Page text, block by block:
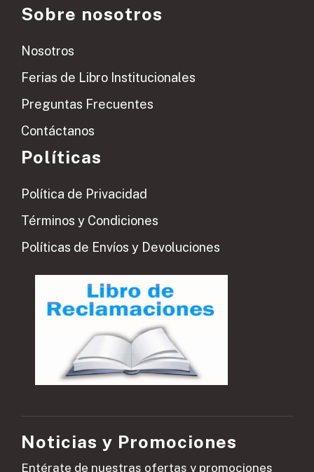
Sobre nosotros
Nosotros
Ferias de Libro Institucionales
Preguntas Frecuentes
Contáctanos
Políticas
Política de Privacidad
Términos y Condiciones
Políticas de Envíos y Devoluciones
Noticias y Promociones
Entérate de nuestras ofertas y promociones